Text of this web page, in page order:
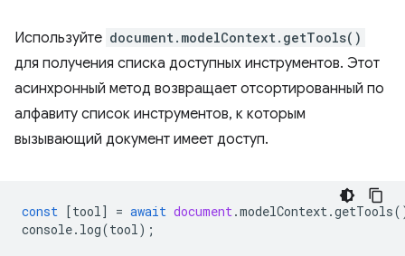
Используйте document.modelContext.getTools()
для получения списка доступных инструментов. Этот
асинхронный метод возвращает отсортированный по
алфавиту список инструментов, к которым
вызывающий документ имеет доступ.
const [tool] = await document.modelContext.getTools
console. log(tool);